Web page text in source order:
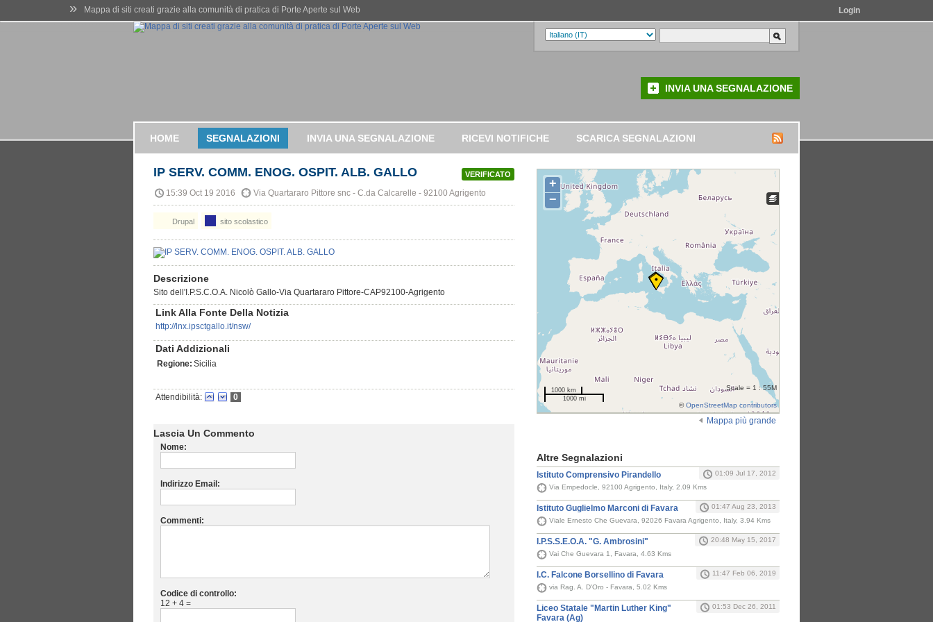
» Mappa di siti creati grazie alla comunità di pratica di Porte Aperte sul Web Login
INVIA UNA SEGNALAZIONE
HOME SEGNALAZIONI INVIA UNA SEGNALAZIONE RICEVI NOTIFICHE SCARICA SEGNALAZIONI
VERIFICATO
IP SERV. COMM. ENOG. OSPIT. ALB. GALLO
15:39 Oct 19 2016 Via Quartararo Pittore snc - C.da Calcarelle - 92100 Agrigento
Drupal sito scolastico
Descrizione
Sito dell'I.P.S.C.O.A. Nicolò Gallo-Via Quartararo Pittore-CAP92100-Agrigento
Link Alla Fonte Della Notizia
http://lnx.ipsctgallo.it/nsw/
Dati Addizionali
Regione: Sicilia
Attendibilità: 0
Lascia Un Commento
Nome:
Indirizzo Email:
Commenti:
Codice di controllo:
12 + 4 =
+
−
1000 km
1000 mi
Scale = 1 : 55M
©OpenStreetMap contributors
Mappa più grande
Altre Segnalazioni
Istituto Comprensivo Pirandello
01:09 Jul 17, 2012
Via Empedocle, 92100 Agrigento, Italy, 2.09 Kms
Istituto Guglielmo Marconi di Favara
01:47 Aug 23, 2013
Viale Ernesto Che Guevara, 92026 Favara Agrigento, Italy, 3.94 Kms
I.P.S.S.E.O.A. "G. Ambrosini"
20:48 May 15, 2017
Vai Che Guevara 1, Favara, 4.63 Kms
I.C. Falcone Borsellino di Favara
11:47 Feb 06, 2019
via Rag. A. D'Oro - Favara, 5.02 Kms
Liceo Statale "Martin Luther King"
Favara (Ag)
01:53 Dec 26, 2011